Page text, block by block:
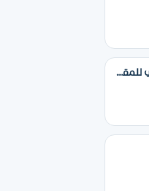
مؤسسة عبدالرحمن العمري الزهراني للمقاولات